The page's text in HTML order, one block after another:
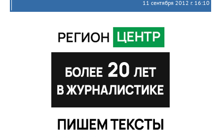
11 сентября 2012 г. 16:10